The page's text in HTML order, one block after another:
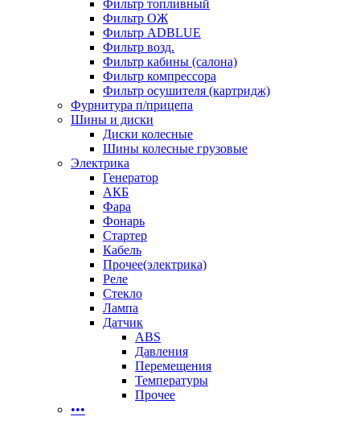
Фильтр топливный
Фильтр ОЖ
Фильтр ADBLUE
Фильтр возд.
Фильтр кабины (салона)
Фильтр компрессора
Фильтр осушителя (картридж)
Фурнитура п/прицепа
Шины и диски
Диски колесные
Шины колесные грузовые
Электрика
Генератор
АКБ
Фара
Фонарь
Стартер
Кабель
Прочее(электрика)
Реле
Стекло
Лампа
Датчик
ABS
Давления
Перемещения
Температуры
Прочее
•••